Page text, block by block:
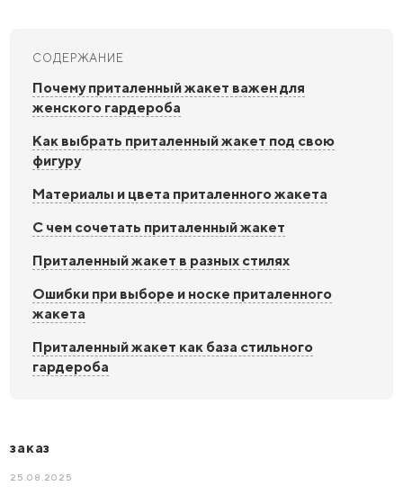
СОДЕРЖАНИЕ
Почему приталенный жакет важен для
женского гардероба
Как выбрать приталенный жакет под свою
фигуру
Материалы и цвета приталенного жакета
С чем сочетать приталенный жакет
Приталенный жакет в разных стилях
Ошибки при выборе и носке приталенного
жакета
Приталенный жакет как база стильного
гардероба
заказ
25.08.2025